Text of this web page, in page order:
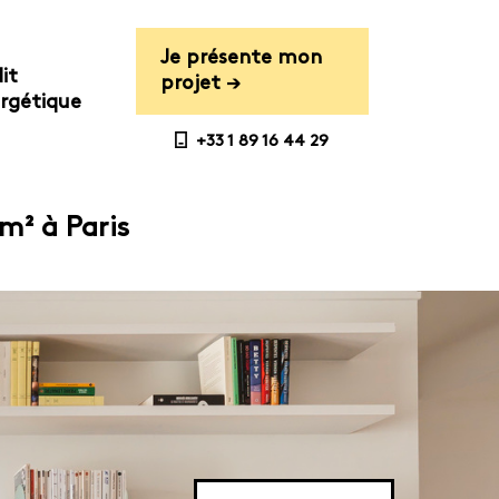
Je présente mon
projet →
+33 1 89 16 44 29
à Paris